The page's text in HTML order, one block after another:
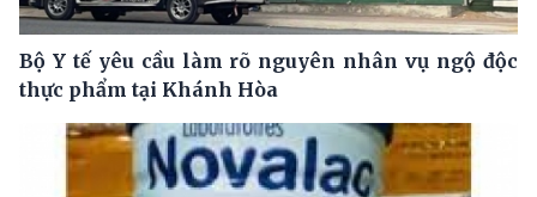
Bộ Y tế yêu cầu làm rõ nguyên nhân vụ ngộ độc
thực phẩm tại Khánh Hòa